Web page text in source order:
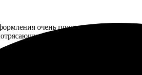
очень прост: выбрал
Цвета яркие, детали